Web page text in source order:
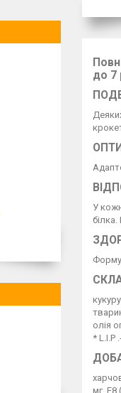
до 7
У
олія
* L.I.P
мг, E8